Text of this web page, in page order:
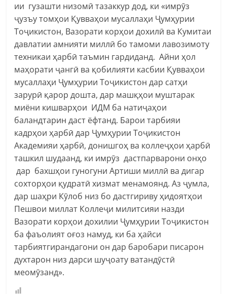
ии гузашти низомӣ тазаккур дод, ки «имрӯз
ҷузъу томҳои Қувваҳои мусаллаҳи Ҷумҳурии
Тоҷикистон, Вазорати корҳои дохилӣ ва Кумитаи
давлатии амнияти миллӣ бо тамоми лавозимоту
техникаи ҳарбӣ таъмин гардиданд. Айни ҳол
маҳорати ҷангӣ ва қобилияти касбии Қувваҳои
мусаллаҳи Ҷумҳурии Тоҷикистон дар сатҳи
зарурӣ қарор дошта, дар машқҳои муштарак
миёни кишварҳои ИДМ ба натиҷаҳои
баландтарин даст ёфтанд. Барои тарбияи
кадрҳои ҳарбӣ дар Ҷумҳурии Тоҷикистон
Академияи ҳарбӣ, донишгоҳ ва коллеҷҳои ҳарбӣ
ташкил шудаанд, ки имрӯз дастпарварони онҳо
дар бахшҳои гуногуни Артиши миллӣ ва дигар
сохторҳои қудратӣ хизмат менамоянд. Аз ҷумла,
дар шаҳри Кӯлоб низ бо дастгириву ҳидоятҳои
Пешвои миллат Коллеҷи милитсияи назди
Вазорати корҳои дохилии Ҷумҳурии Тоҷикистон
ба фаъолият оғоз намуд, ки ба ҳайси
тарбиятгирандагони он дар баробари писарон
духтарон низ дарси шуҷоату ватандӯстӣ
меомӯзанд».